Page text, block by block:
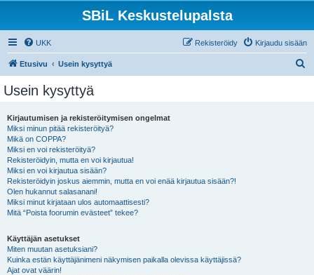
SBiL Keskustelupalsta
UKK Kirjaudu sisään
Rekisteröidy
Etusivu Usein kysyttyä
Usein kysyttyä
Kirjautumisen ja rekisteröitymisen ongelmat
Miksi minun pitää rekisteröityä?
Mikä on COPPA?
Miksi en voi rekisteröityä?
Rekisteröidyin, mutta en voi kirjautua!
Miksi en voi kirjautua sisään?
Rekisteröidyin joskus aiemmin, mutta en voi enää kirjautua sisään?!
Olen hukannut salasanani!
Miksi minut kirjataan ulos automaattisesti?
Mitä “Poista foorumin evästeet” tekee?
Käyttäjän asetukset
Miten muutan asetuksiani?
Kuinka estän käyttäjänimeni näkymisen paikalla olevissa käyttäjissä?
Ajat ovat väärin!